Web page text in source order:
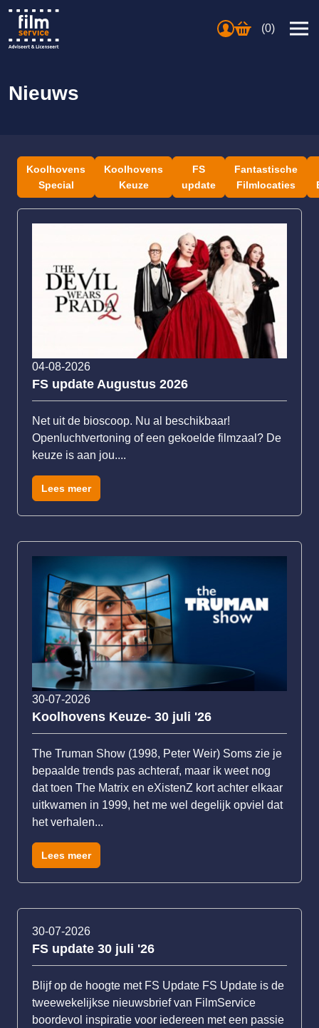
(0)
Nieuws
Koolhovens
Special
Koolhovens
Keuze
FS
update
Fantastische
Filmlocaties
04-08-2026
FS update Augustus 2026
Net uit de bioscoop. Nu al beschikbaar!
Openluchtvertoning of een gekoelde filmzaal? De
keuze is aan jou....
Lees meer
30-07-2026
Koolhovens Keuze- 30 juli '26
The Truman Show (1998, Peter Weir) Soms zie je
bepaalde trends pas achteraf, maar ik weet nog
dat toen The Matrix en eXistenZ kort achter elkaar
uitkwamen in 1999, het me wel degelijk opviel dat
het verhalen...
Lees meer
30-07-2026
FS update 30 juli '26
Blijf op de hoogte met FS Update FS Update is de
tweewekelijkse nieuwsbrief van FilmService
boordevol inspiratie voor iedereen met een passie